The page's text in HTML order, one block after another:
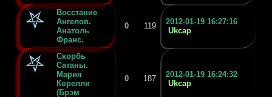
Восстание
Ангелов.
Анатоль
Франс.
0 119
2012-01-19 16:27:16
Ukcap
Скорбь
Сатаны.
Мария
Корелли
(Брэм
0 187
2012-01-19 16:24:32
Ukcap